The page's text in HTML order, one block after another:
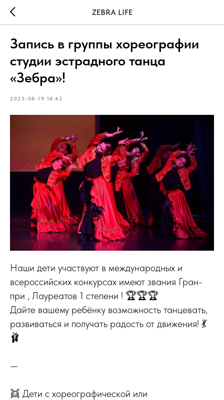
ZEBRA LIFE
Запись в группы хореографии
студии эстрадного танца
«Зебра»!
2025-08-19 18:42
Наши дети участвуют в международных и
всероссийских конкурсах имеют звания Гран-
при , Лауреатов 1 степени ! 🏆🏆🏆
Дайте вашему ребёнку возможность танцевать,
развиваться и получать радость от движения! 💃
🩰
—
👯 Дети с хореографической или